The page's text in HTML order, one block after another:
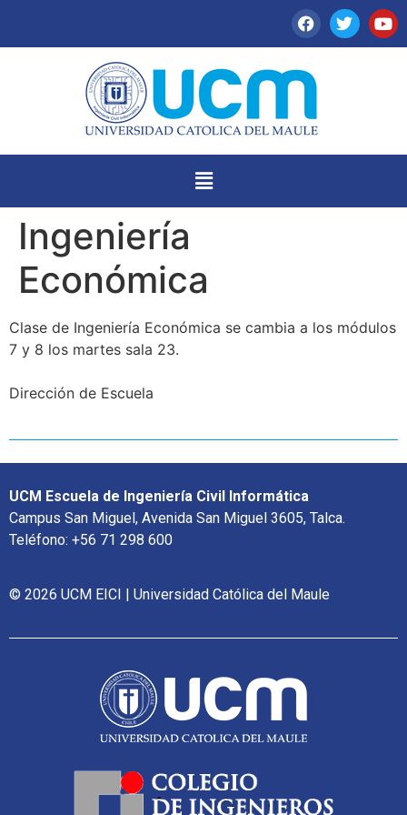
Ingeniería
Económica
Clase de Ingeniería Económica se cambia a los módulos
7 y 8 los martes sala 23.
Dirección de Escuela
UCM Escuela de Ingeniería Civil Informática
Campus San Miguel, Avenida San Miguel 3605, Talca.
Teléfono: +56 71 298 600
© 2026 UCM EICI | Universidad Católica del Maule